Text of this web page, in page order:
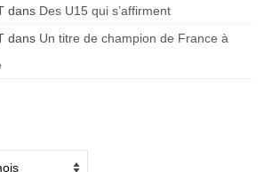
dans Des U15 qui s’affirment
dans Un titre de champion de France à